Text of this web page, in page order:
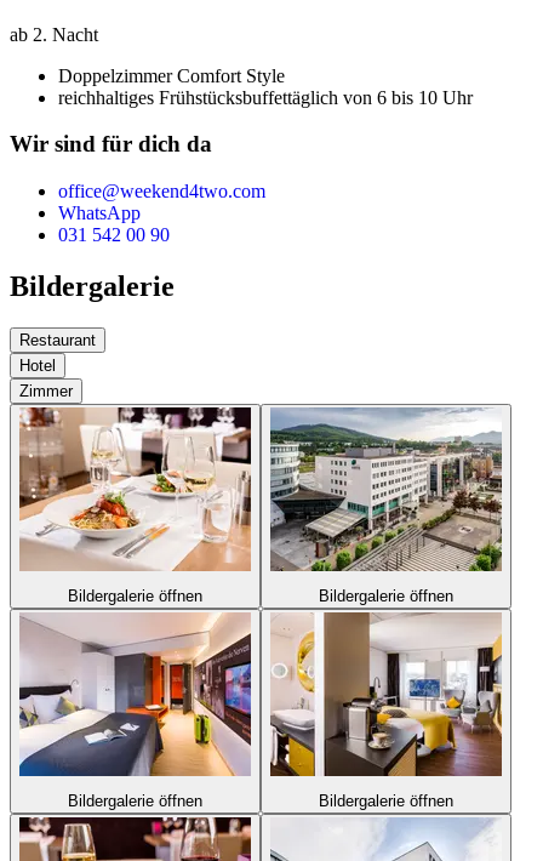
ab 2. Nacht
Doppelzimmer Comfort Style
reichhaltiges Frühstücksbuffettäglich von 6 bis 10 Uhr
Wir sind für dich da
office@weekend4two.com
WhatsApp
031 542 00 90
Bildergalerie
Restaurant
Hotel
Zimmer
Bildergalerie öffnen Bildergalerie öffnen
Bildergalerie öffnen Bildergalerie öffnen